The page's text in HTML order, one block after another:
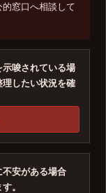
窓口へ相談して
唆されている場
したい状況を確
安がある場合
。